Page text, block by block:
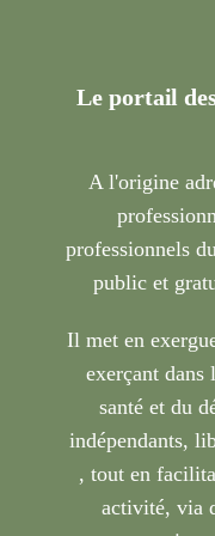
Le portail
A l'origine
professionnels
public et
Il met en
exerçant
santé et du
indépendants,
, tout en
activité, via